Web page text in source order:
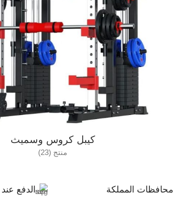
كيبل كروس وسميث
منتج (23)
المملكة الدفع